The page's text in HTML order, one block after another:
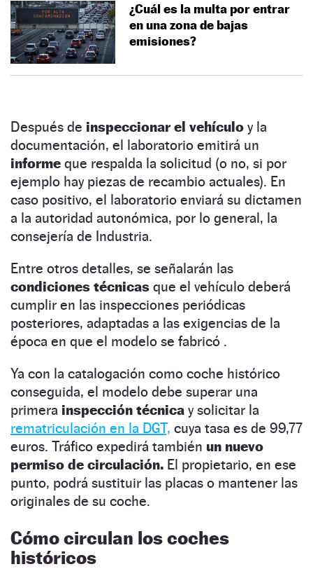
¿Cuál es la multa por entrar
en una zona de bajas
emisiones?
Después de inspeccionar el vehículo y la
documentación, el laboratorio emitirá un
informe que respalda la solicitud (o no, si por
ejemplo hay piezas de recambio actuales). En
caso positivo, el laboratorio enviará su dictamen
a la autoridad autonómica, por lo general, la
consejería de Industria.
Entre otros detalles, se señalarán las
condiciones técnicas que el vehículo deberá
cumplir en las inspecciones periódicas
posteriores, adaptadas a las exigencias de la
época en que el modelo se fabricó .
Ya con la catalogación como coche histórico
conseguida, el modelo debe superar una
primera inspección técnica y solicitar la
rematriculación en la DGT, cuya tasa es de 99,77
euros. Tráfico expedirá también un nuevo
permiso de circulación. El propietario, en ese
punto, podrá sustituir las placas o mantener las
originales de su coche.
Cómo circulan los coches
históricos